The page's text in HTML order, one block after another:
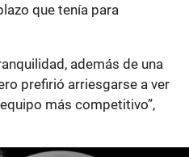
que tenía para
además de una
prefirió arriesgarse a ver
más competitivo”,